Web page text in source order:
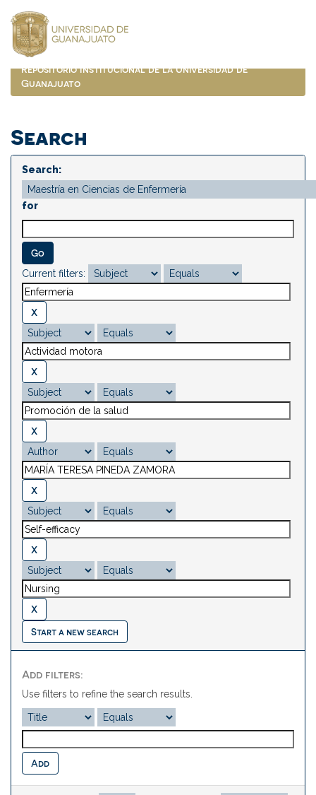
navigation
Repositorio Institucional de la Universidad de
Guanajuato
Search
Search:
for
Current filters:
Start a new search
Add filters:
Use filters to refine the search results.